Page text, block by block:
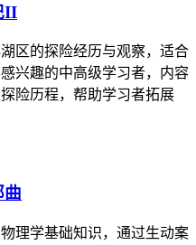
II
区的探险经历与观察，适合
兴趣的中高级学习者，内容
险历程，帮助学习者拓展
曲
理学基础知识，通过生动案